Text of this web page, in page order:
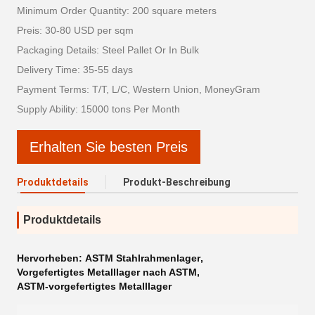
Minimum Order Quantity: 200 square meters
Preis: 30-80 USD per sqm
Packaging Details: Steel Pallet Or In Bulk
Delivery Time: 35-55 days
Payment Terms: T/T, L/C, Western Union, MoneyGram
Supply Ability: 15000 tons Per Month
Erhalten Sie besten Preis
Produktdetails Produkt-Beschreibung
Produktdetails
Hervorheben: ASTM Stahlrahmenlager,
Vorgefertigtes Metalllager nach ASTM,
ASTM-vorgefertigtes Metalllager